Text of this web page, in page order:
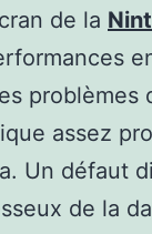
de la
problèmes
assez
Un défaut
de la